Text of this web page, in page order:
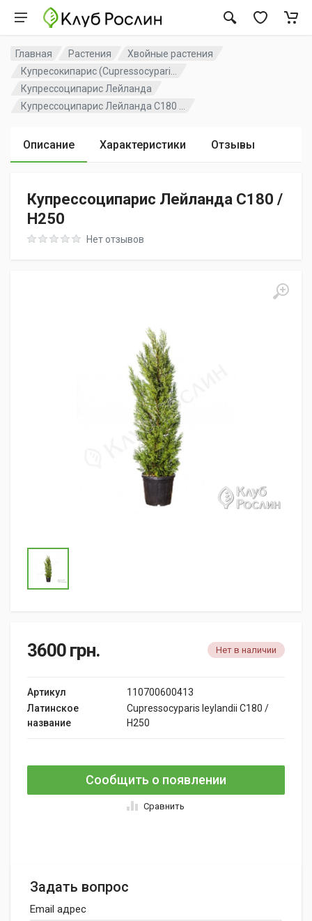
Главная Растения
Хвойные растения
Купресокипарис (Cupressocypari...
Купрессоципарис Лейланда
Купрессоципарис Лейланда C180 ...
Описание Характеристики Отзывы
Купрессоципарис Лейланда C180 /
H250
Rating: 0 out of 5Нет отзывов
3600 грн. Нет в наличии
Артикул
110700600413
Латинское
название
Cupressocyparis leylandii C180 /
H250
Сообщить о появлении
Сравнить
Задать вопрос
Email адрес